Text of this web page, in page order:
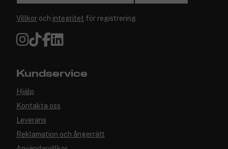
Villkor och integritet för registrering
Kundservice
Hjälp
Kontakta oss
Leverans
Reklamation och ångerrätt